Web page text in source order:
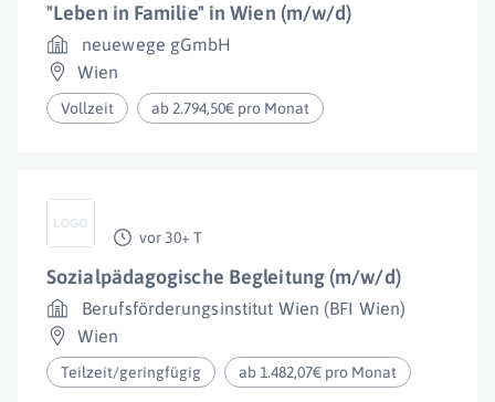
"Leben in Familie" in Wien (m/w/d)
neuewege gGmbH
Wien
Vollzeit ab 2.794,50€ pro Monat
vor 30+ T
Sozialpädagogische Begleitung (m/w/d)
Berufsförderungsinstitut Wien (BFI Wien)
Wien
Teilzeit/geringfügig ab 1.482,07€ pro Monat